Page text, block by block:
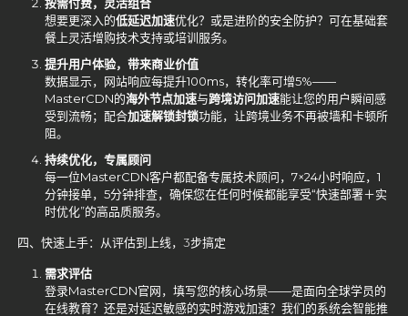
想要更深入的低延迟加速优化？或是进阶的安全防护？可在基础套
餐上灵活增购技术支持或培训服务。
提升用户体验，带来商业价值
数据显示，网站响应每提升100ms，转化率可增5%——
MasterCDN的海外节点加速与跨境访问加速能让您的用户瞬间感
受到流畅；配合加速解锁封锁功能，让跨境业务不再被墙和卡顿所
阻。
持续优化，专属顾问
每一位MasterCDN客户都配备专属技术顾问，7×24小时响应，1
分钟接单，5分钟排查，确保您在任何时候都能享受“快速部署＋实
时优化”的高品质服务。
四、快速上手：从评估到上线，3步搞定
需求评估
登录MasterCDN官网，填写您的核心场景——是面向全球学员的
在线教育？还是对延迟敏感的实时游戏加速？我们的系统会智能推